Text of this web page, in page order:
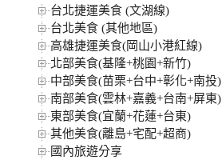
台北捷運美食 (文湖線)
台北美食 (其他地區)
高雄捷運美食(岡山小港紅線)
北部美食(基隆+桃園+新竹)
中部美食(苗栗+台中+彰化+南投)
南部美食(雲林+嘉義+台南+屏東)
東部美食(宜蘭+花蓮+台東)
其他美食(離島+宅配+超商)
國內旅遊分享